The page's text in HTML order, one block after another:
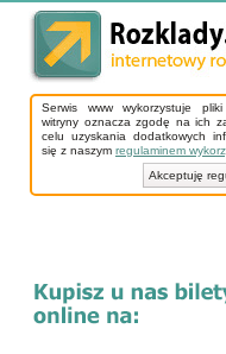
Serwis www wykorzystuje
witryny oznacza zgodę na ich
celu uzyskania dodatkowych
się z naszym regulaminem
Akceptuję